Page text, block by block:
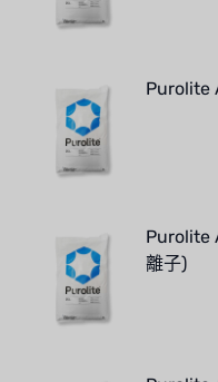
Purolite
Purolite
離子)